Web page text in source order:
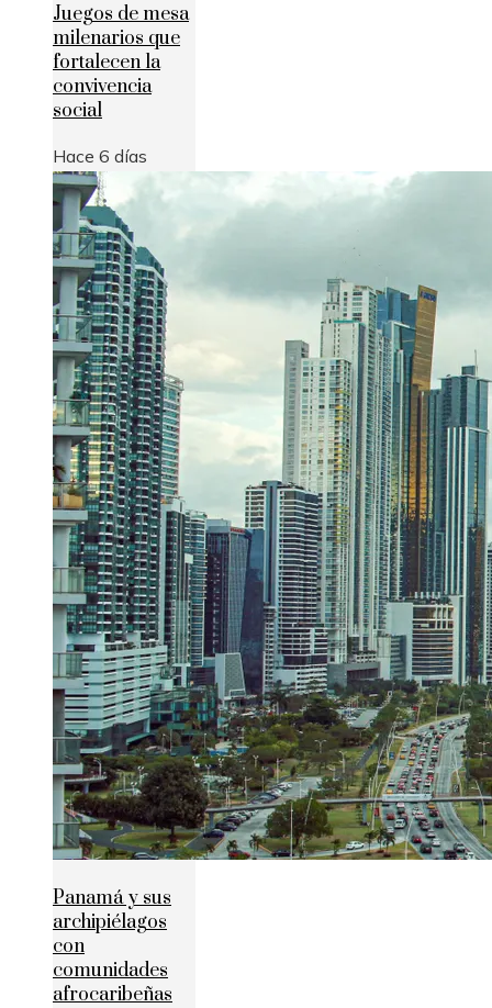
Juegos de mesa
milenarios que
fortalecen la
convivencia
social
Hace 6 días
Panamá y sus
archipiélagos
con
comunidades
afrocaribeñas